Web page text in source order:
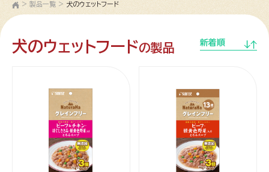
> 製品一覧 > 犬のウェットフード
犬のウェットフードの製品 新着順